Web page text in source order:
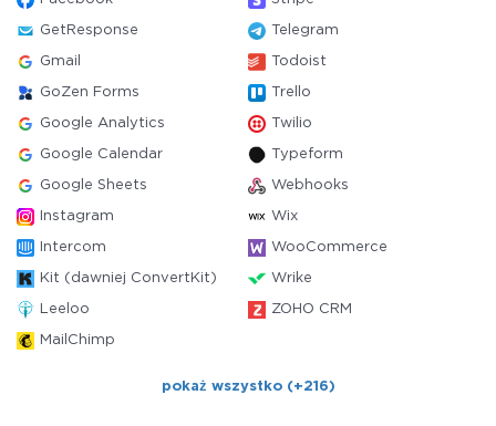
GetResponse Telegram
Gmail Todoist
GoZen Forms Trello
Google Analytics Twilio
Google Calendar Typeform
Google Sheets Webhooks
Instagram Wix
Intercom WooCommerce
Kit (dawniej ConvertKit) Wrike
Leeloo ZOHO CRM
MailChimp
pokaż wszystko (+216)